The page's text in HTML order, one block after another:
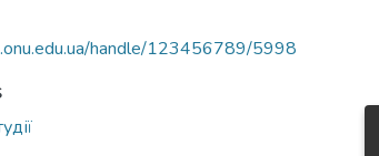
handle/123456789/5998